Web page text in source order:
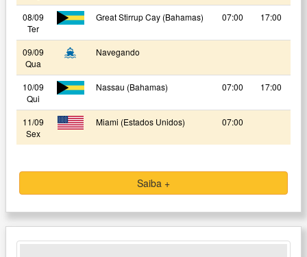
08/09
Ter
Great Stirrup Cay (Bahamas) 07:00 17:00
09/09
Qua
Navegando
10/09
Qui
Nassau (Bahamas) 07:00 17:00
11/09
Sex
Miami (Estados Unidos) 07:00
Saiba +